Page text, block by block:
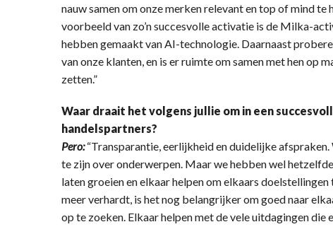
nauw samen om onze merken relevant en top of mind te
voorbeeld van zo’n succesvolle activatie is de Milka-
hebben gemaakt van AI-technologie. Daarnaast
van onze klanten, en is er ruimte om samen met hen op
zetten.”
Waar draait het volgens jullie om in een
handelspartners?
Pero:“Transparantie, eerlijkheid en duidelijke
te zijn over onderwerpen. Maar we hebben wel
laten groeien en elkaar helpen om elkaars
meer verhardt, is het nog belangrijker om goed naar
op te zoeken. Elkaar helpen met de vele uitdagingen die